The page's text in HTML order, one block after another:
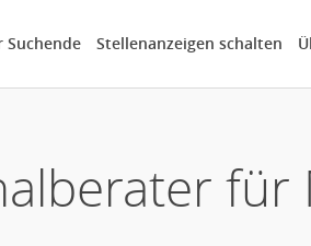
Suchende Stellenanzeigen schalten